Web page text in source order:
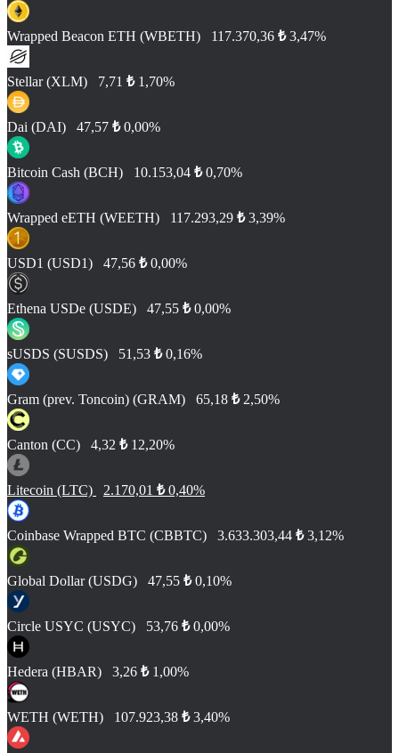
Wrapped Beacon ETH (WBETH) 117.370,36 ₺ 3,47%
Stellar (XLM) 7,71 ₺ 1,70%
Dai (DAI) 47,57 ₺ 0,00%
Bitcoin Cash (BCH) 10.153,04 ₺ 0,70%
Wrapped eETH (WEETH) 117.293,29 ₺ 3,39%
USD1 (USD1) 47,56 ₺ 0,00%
Ethena USDe (USDE) 47,55 ₺ 0,00%
sUSDS (SUSDS) 51,53 ₺ 0,16%
Gram (prev. Toncoin) (GRAM) 65,18 ₺ 2,50%
Canton (CC) 4,32 ₺ 12,20%
Litecoin (LTC) 2.170,01 ₺ 0,40%
Coinbase Wrapped BTC (CBBTC) 3.633.303,44 ₺ 3,12%
Global Dollar (USDG) 47,55 ₺ 0,10%
Circle USYC (USYC) 53,76 ₺ 0,00%
Hedera (HBAR) 3,26 ₺ 1,00%
WETH (WETH) 107.923,38 ₺ 3,40%